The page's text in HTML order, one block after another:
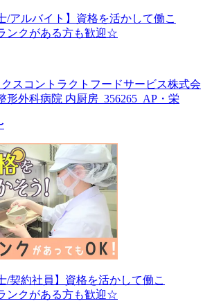
/アルバイト】資格を活かして働こ
ンクがある方も歓迎☆
クスコントラクトフードサービス株式会
形外科病院 内厨房_356265_AP・栄
/契約社員】資格を活かして働こ
ンクがある方も歓迎☆